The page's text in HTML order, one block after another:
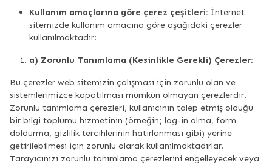
Kullanım amaçlarına göre çerez çeşitleri: İnternet
sitemizde kullanım amacına göre aşağıdaki çerezler
kullanılmaktadır:
a) Zorunlu Tanımlama (Kesinlikle Gerekli) Çerezler:
Bu çerezler web sitemizin çalışması için zorunlu olan ve
sistemlerimizce kapatılması mümkün olmayan çerezlerdir.
Zorunlu tanımlama çerezleri, kullanıcının talep etmiş olduğu
bir bilgi toplumu hizmetinin (örneğin; log-in olma, form
doldurma, gizlilik tercihlerinin hatırlanması gibi) yerine
getirilebilmesi için zorunlu olarak kullanılmaktadırlar.
Tarayıcınızı zorunlu tanımlama çerezlerini engelleyecek veya